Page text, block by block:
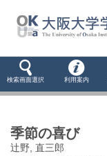
検索画面選択 利用案内
季節の喜び
辻野, 直三郎